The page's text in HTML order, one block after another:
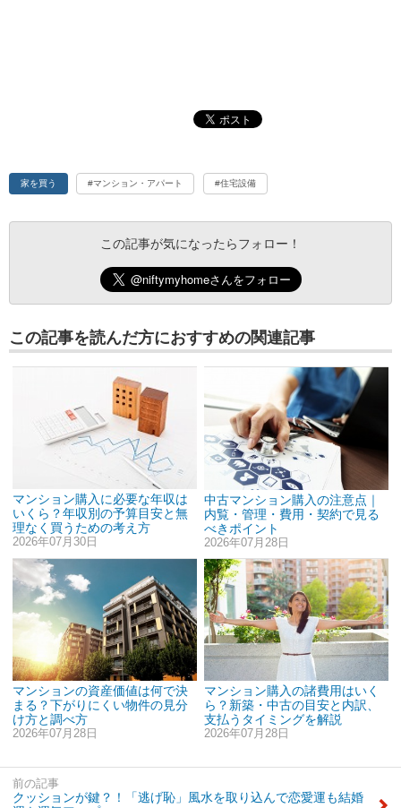
家を買う #マンション・アパート #住宅設備
この記事が気になったらフォロー！
この記事を読んだ方におすすめの関連記事
マンション購入に必要な年収は
いくら？年収別の予算目安と無
理なく買うための考え方
2026年07月30日
中古マンション購入の注意点｜
内覧・管理・費用・契約で見る
べきポイント
2026年07月28日
マンションの資産価値は何で決
まる？下がりにくい物件の見分
け方と調べ方
2026年07月28日
マンション購入の諸費用はいく
ら？新築・中古の目安と内訳、
支払うタイミングを解説
2026年07月28日
前の記事
クッションが鍵？！「逃げ恥」風水を取り込んで恋愛運も結婚